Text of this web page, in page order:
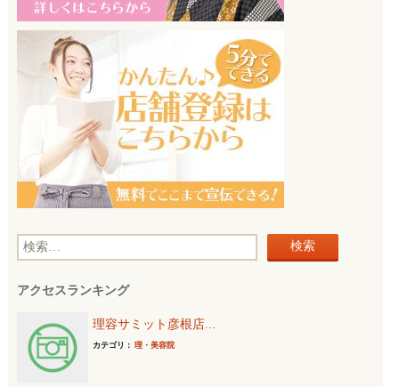
検
:アクセスランキング
理容サミット彦根店...
カテゴリ： 理・美容院